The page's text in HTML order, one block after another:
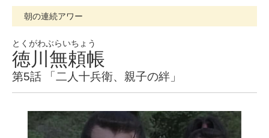
朝の連続アワー
とくがわぶらいちょう
徳川無頼帳
第5話 「二人十兵衛、親子の絆」